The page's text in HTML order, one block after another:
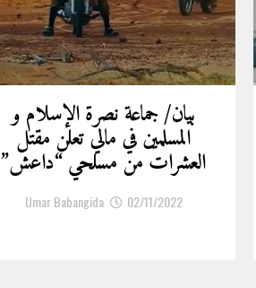
بيان/ جماعة نصرة الإسلام و
المسلمين في مالي تعلن مقتل
العشرات من مسلحي “داعش”
Umar Babangida 02/11/2022